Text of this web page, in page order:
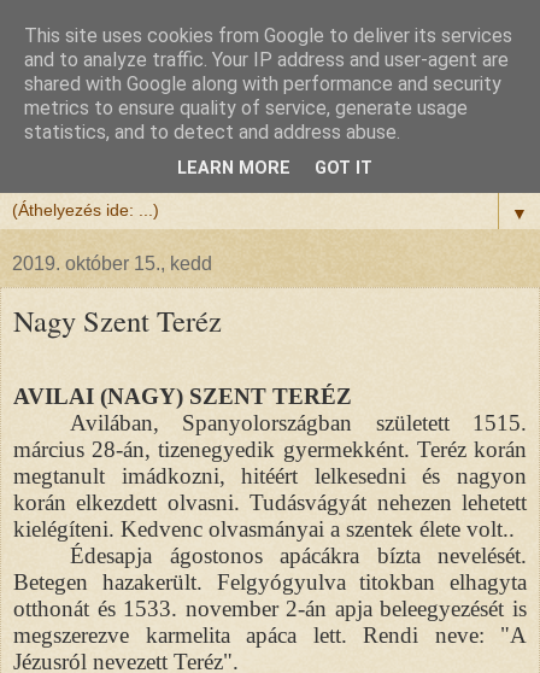
Félix atya
Szeretettel köszöntöm a honlapomra ellátogatót.
▼
2019. október 15., kedd
Nagy Szent Teréz
AVILAI (NAGY) SZENT TERÉZ
Avilában, Spanyolországban született 1515.
március 28-án, tizenegyedik gyermekként. Teréz korán
megtanult imádkozni, hitéért lelkesedni és nagyon
korán elkezdett olvasni. Tudásvágyát nehezen lehetett
kielégíteni. Kedvenc olvasmányai a szentek élete volt..
Édesapja ágostonos apácákra bízta nevelését.
Betegen hazakerült. Felgyógyulva titokban elhagyta
otthonát és 1533. november 2-án apja beleegyezését is
megszerezve karmelita apáca lett. Rendi neve: "A
Jézusról nevezett Teréz".
This site uses cookies from Google to deliver its services
and to analyze traffic. Your IP address and user-agent are
shared with Google along with performance and security
metrics to ensure quality of service, generate usage
statistics, and to detect and address abuse.
LEARN MORE GOT IT